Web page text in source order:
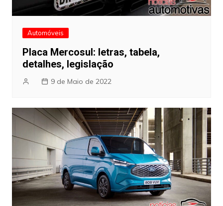
Automóveis
Placa Mercosul: letras, tabela,
detalhes, legislação
9 de Maio de 2022